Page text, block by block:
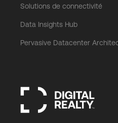
Solutions de connectivité
Data Insights Hub
Pervasive Datacenter